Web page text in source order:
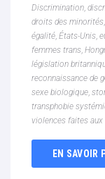
Discrimination,
droits des minorités,
égalité, États-Unis,
femmes trans,
législation
reconnaissance de
sexe biologique,
transphobie
violences faites
EN SAVOIR